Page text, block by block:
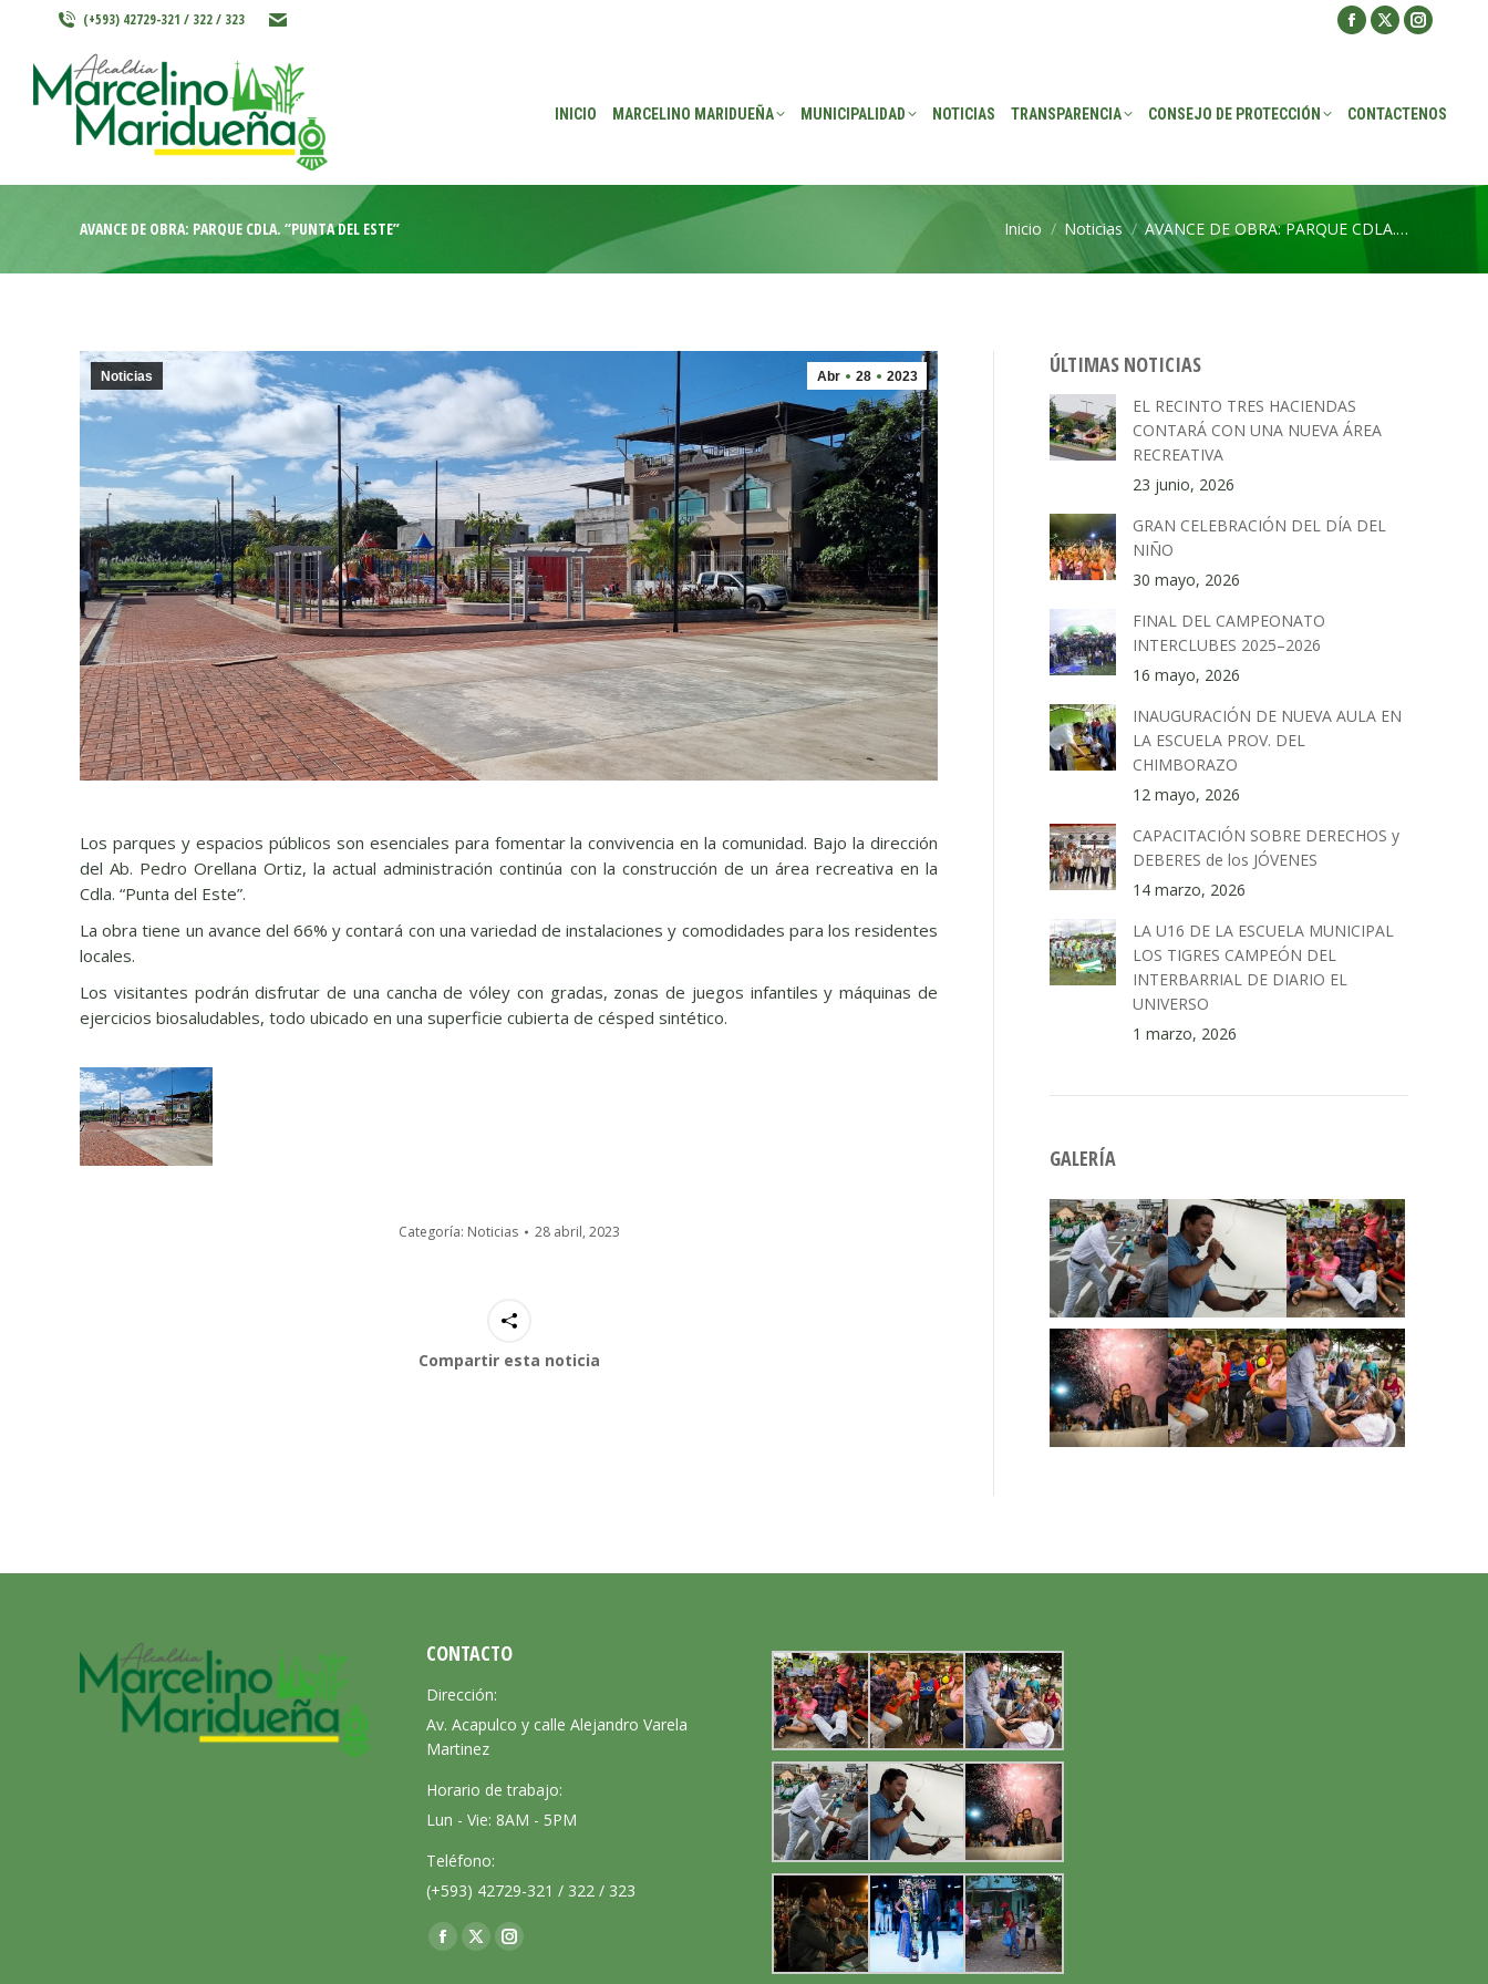
(+593) 42729-321 / 322 / 323
Facebook
in
X
in
in
INICIO MARCELINO MARIDUEÑA MUNICIPALIDAD NOTICIAS TRANSPARENCIA CONSEJO DE PROTECCIÓN CONTACTENOS
AVANCE DE OBRA: PARQUE CDLA. “PUNTA DEL ESTE” Estás aquí:
Inicio Noticias AVANCE DE OBRA: PARQUE CDLA.…
Abr 28 2023
Noticias
Los parques y espacios públicos son esenciales para fomentar la convivencia en la comunidad. Bajo la dirección
del Ab. Pedro Orellana Ortiz, la actual administración continúa con la construcción de un área recreativa en la
Cdla. “Punta del Este”.
La obra tiene un avance del 66% y contará con una variedad de instalaciones y comodidades para los residentes
locales.
Los visitantes podrán disfrutar de una cancha de vóley con gradas, zonas de juegos infantiles y máquinas de
ejercicios biosaludables, todo ubicado en una superficie cubierta de césped sintético.
Categoría: Noticias 28 abril, 2023
Compartir esta noticia
ÚLTIMAS NOTICIAS
EL RECINTO TRES HACIENDAS
CONTARÁ CON UNA NUEVA ÁREA
RECREATIVA
23 junio, 2026
GRAN CELEBRACIÓN DEL DÍA DEL
NIÑO
30 mayo, 2026
FINAL DEL CAMPEONATO
INTERCLUBES 2025–2026
16 mayo, 2026
INAUGURACIÓN DE NUEVA AULA EN
LA ESCUELA PROV. DEL
CHIMBORAZO
12 mayo, 2026
CAPACITACIÓN SOBRE DERECHOS y
DEBERES de los JÓVENES
14 marzo, 2026
LA U16 DE LA ESCUELA MUNICIPAL
LOS TIGRES CAMPEÓN DEL
INTERBARRIAL DE DIARIO EL
UNIVERSO
1 marzo, 2026
GALERÍA
CONTACTO
Dirección:
Av. Acapulco y calle Alejandro Varela
Martinez
Horario de trabajo:
Lun - Vie: 8AM - 5PM
Teléfono:
(+593) 42729-321 / 322 / 323
Encuéntranos en:
Facebook
X
Instagram